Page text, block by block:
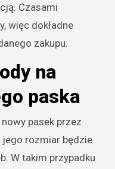
Czasami
więc dokładne
zakupu.
na
paska
pasek przez
jego rozmiar będzie
W takim przypadku